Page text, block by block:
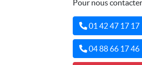
Pour nous
01 42 47 17 17
04 88 66 17 46